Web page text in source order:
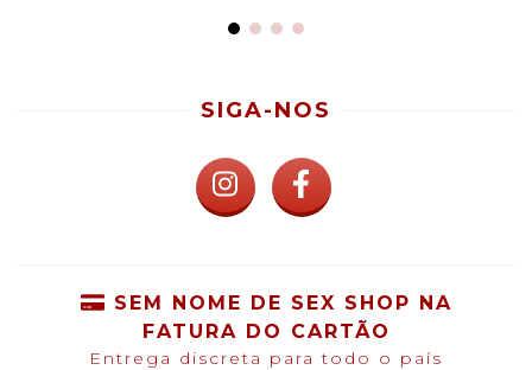
SIGA-NOS
SEM NOME DE SEX SHOP NA
FATURA DO CARTÃO
Entrega discreta para todo o país